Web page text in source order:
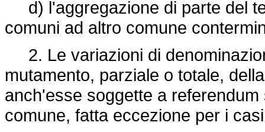
d) l'aggregazione di parte del
comuni ad altro comune
2. Le variazioni di
mutamento, parziale o totale,
anch'esse soggette a
comune, fatta eccezione per i